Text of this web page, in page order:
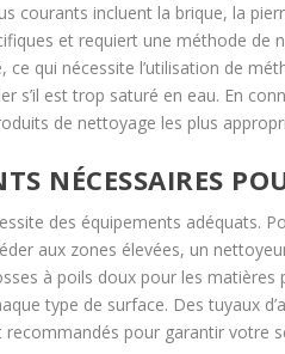
courants incluent la brique, la
et requiert une méthode de
ce qui nécessite l’utilisation de
s’il est trop saturé en eau. En
de nettoyage les plus
NÉCESSAIRES
des équipements adéquats.
aux zones élevées, un
à poils doux pour les
type de surface. Des tuyaux
pour garantir votre